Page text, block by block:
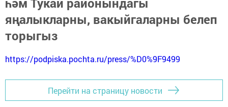
яңалыкларны, вакыйгаларны белеп
торыгыз
https://podpiska.pochta.ru/press/%D0%9F9499
Перейти на страницу новости